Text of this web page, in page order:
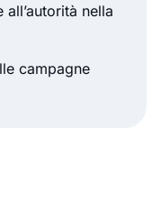
nella
campagne